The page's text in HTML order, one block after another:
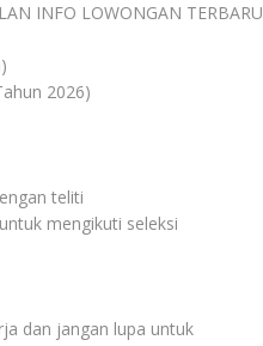
INFO LOWONGAN TERBARU
2026)
teliti
mengikuti seleksi
dan jangan lupa untuk